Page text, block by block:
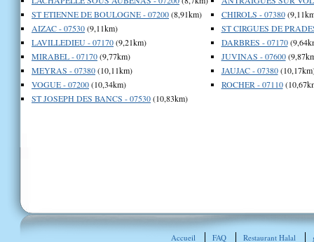
ST ETIENNE DE BOULOGNE - 07200(8,91km)
AIZAC - 07530(9,11km)
LAVILLEDIEU - 07170(9,21km)
MIRABEL - 07170(9,77km)
MEYRAS - 07380(10,11km)
VOGUE - 07200(10,34km)
ST JOSEPH DES BANCS - 07530(10,83km)
CHIROLS - 07380
ST CIRGUES DE
DARBRES - 07170
JUVINAS - 07600
JAUJAC - 07380
ROCHER - 07110
Accueil FAQ Restaurant Halal